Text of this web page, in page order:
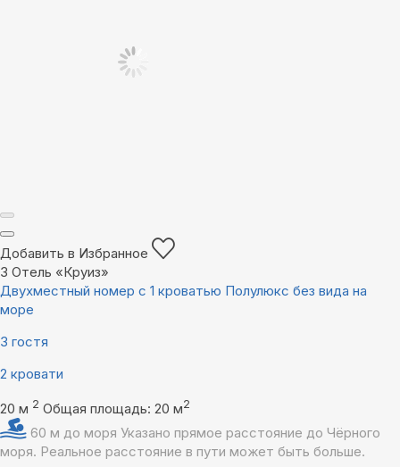
Добавить в Избранное
3 Отель «Круиз»
Двухместный номер с 1 кроватью Полулюкс без вида на
море
3 гостя
2 кровати
20 м 2 Общая площадь: 20 м2
60 м до моря Указано прямое расстояние до Чёрного
моря. Реальное расстояние в пути может быть больше.